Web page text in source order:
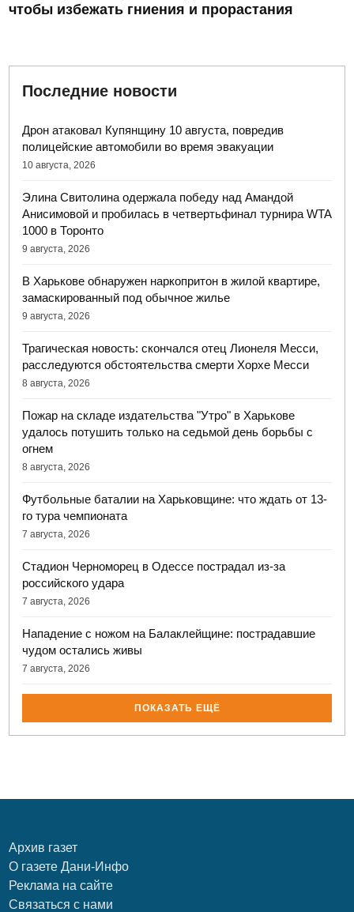
чтобы избежать гниения и прорастания
Последние новости
Дрон атаковал Купянщину 10 августа, повредив
полицейские автомобили во время эвакуации
10 августа, 2026
Элина Свитолина одержала победу над Амандой
Анисимовой и пробилась в четвертьфинал турнира WTA
1000 в Торонто
9 августа, 2026
В Харькове обнаружен наркопритон в жилой квартире,
замаскированный под обычное жилье
9 августа, 2026
Трагическая новость: скончался отец Лионеля Месси,
расследуются обстоятельства смерти Хорхе Месси
8 августа, 2026
Пожар на складе издательства "Утро" в Харькове
удалось потушить только на седьмой день борьбы с
огнем
8 августа, 2026
Футбольные баталии на Харьковщине: что ждать от 13-
го тура чемпионата
7 августа, 2026
Стадион Черноморец в Одессе пострадал из-за
российского удара
7 августа, 2026
Нападение с ножом на Балаклейщине: пострадавшие
чудом остались живы
7 августа, 2026
ПОКАЗАТЬ ЕЩЁ
Архив газет
О газете Дани-Инфо
Реклама на сайте
Связаться с нами